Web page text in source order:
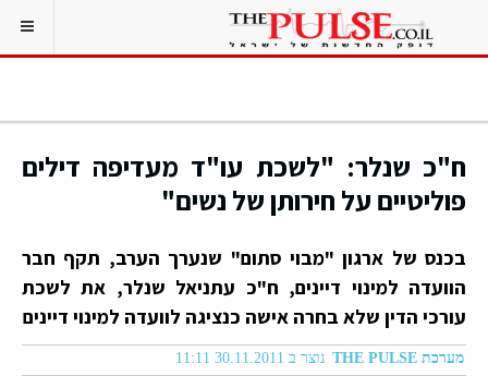
ח"כ שנלר: "לשכת עו"ד מעדיפה דילים
פוליטיים על חירותן של נשים"
בכנס של ארגון "מבוי סתום" שנערך הערב, תקף חבר
הוועדה למינוי דיינים, ח"כ עתניאל שנלר, את לשכת
עורכי הדין שלא בחרה אישה כנציגה לוועדה למינוי דיינים
מערכת THE PULSE נוצר ב 30.11.2011 11:11